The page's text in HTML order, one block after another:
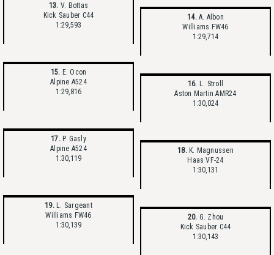
13. V. Bottas
Kick Sauber C44
1:29,593
14.A. Albon
Williams FW46
1:29,714
15. E. Ocon
Alpine A524
1:29,816
16. L. Stroll
Aston Martin AMR24
1:30,024
17.P. Gasly
Alpine A524
1:30,119
18.K. Magnussen
Haas VF-24
1:30,131
19.L. Sargeant
Williams FW46
1:30,139
20. G. Zhou
Kick Sauber C44
1:30,143